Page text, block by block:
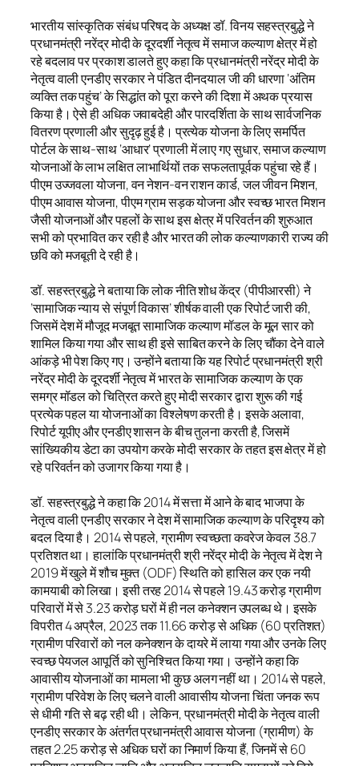
भारतीय सांस्कृतिक संबंध परिषद के अध्यक्ष डॉ. विनय सहस्त्रबुद्धे ने
प्रधानमंत्री नरेंद्र मोदी के दूरदर्शी नेतृत्व में समाज कल्याण क्षेत्र में हो
रहे बदलाव पर प्रकाश डालते हुए कहा कि प्रधानमंत्री नरेंद्र मोदी के
नेतृत्व वाली एनडीए सरकार ने पंडित दीनदयाल जी की धारणा ‘अंतिम
व्यक्ति तक पहुंच’ के सिद्धांत को पूरा करने की दिशा में अथक प्रयास
किया है। ऐसे ही अधिक जवाबदेही और पारदर्शिता के साथ सार्वजनिक
वितरण प्रणाली और सुदृढ़ हुई है। प्रत्येक योजना के लिए समर्पित
पोर्टल के साथ-साथ ‘आधार’ प्रणाली में लाए गए सुधार, समाज कल्याण
योजनाओं के लाभ लक्षित लाभार्थियों तक सफलतापूर्वक पहुंचा रहे हैं।
पीएम उज्जवला योजना, वन नेशन-वन राशन कार्ड, जल जीवन मिशन,
पीएम आवास योजना, पीएम ग्राम सड़क योजना और स्वच्छ भारत मिशन
जैसी योजनाओं और पहलों के साथ इस क्षेत्र में परिवर्तन की शुरुआत
सभी को प्रभावित कर रही है और भारत की लोक कल्याणकारी राज्य की
छवि को मजबूती दे रही है।
डॉ. सहस्त्रबुद्धे ने बताया कि लोक नीति शोध केंद्र (पीपीआरसी) ने
’सामाजिक न्याय से संपूर्ण विकास’ शीर्षक वाली एक रिपोर्ट जारी की,
जिसमें देश में मौजूद मजबूत सामाजिक कल्याण मॉडल के मूल सार को
शामिल किया गया और साथ ही इसे साबित करने के लिए चौंका देने वाले
आंकड़े भी पेश किए गए। उन्होंने बताया कि यह रिपोर्ट प्रधानमंत्री श्री
नरेंद्र मोदी के दूरदर्शी नेतृत्व में भारत के सामाजिक कल्याण के एक
समग्र मॉडल को चित्रित करते हुए मोदी सरकार द्वारा शुरू की गई
प्रत्येक पहल या योजनाओं का विश्लेषण करती है। इसके अलावा,
रिपोर्ट यूपीए और एनडीए शासन के बीच तुलना करती है, जिसमें
सांख्यिकीय डेटा का उपयोग करके मोदी सरकार के तहत इस क्षेत्र में हो
रहे परिवर्तन को उजागर किया गया है।
डॉ. सहस्त्रबुद्धे ने कहा कि 2014 में सत्ता में आने के बाद भाजपा के
नेतृत्व वाली एनडीए सरकार ने देश में सामाजिक कल्याण के परिदृश्य को
बदल दिया है। 2014 से पहले, ग्रामीण स्वच्छता कवरेज केवल 38.7
प्रतिशत था। हालांकि प्रधानमंत्री श्री नरेंद्र मोदी के नेतृत्व में देश ने
2019 में खुले में शौच मुक्त (ODF) स्थिति को हासिल कर एक नयी
कामयाबी को लिखा। इसी तरह 2014 से पहले 19.43 करोड़ ग्रामीण
परिवारों में से 3.23 करोड़ घरों में ही नल कनेक्शन उपलब्ध थे। इसके
विपरीत 4 अप्रैल, 2023 तक 11.66 करोड़ से अधिक (60 प्रतिशत)
ग्रामीण परिवारों को नल कनेक्शन के दायरे में लाया गया और उनके लिए
स्वच्छ पेयजल आपूर्ति को सुनिश्चित किया गया। उन्होंने कहा कि
आवासीय योजनाओं का मामला भी कुछ अलग नहीं था। 2014 से पहले,
ग्रामीण परिवेश के लिए चलने वाली आवासीय योजना चिंता जनक रूप
से धीमी गति से बढ़ रही थी। लेकिन, प्रधानमंत्री मोदी के नेतृत्व वाली
एनडीए सरकार के अंतर्गत प्रधानमंत्री आवास योजना (ग्रामीण) के
तहत 2.25 करोड़ से अधिक घरों का निमार्ण किया हैं, जिनमें से 60